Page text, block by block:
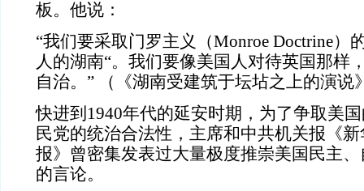
板。他说：
“我们要采取门罗主义（Monroe Doctrine）
人的湖南“。我们要像美国人对待英国那样
自治。 ”
（《湖南受建筑于坛坫之上的演说
快进到 1940年代的延安时期，为了争取美
民党的统治合法性，主席和中共机关报《
报》曾密集发表过大量极度推崇美国民主
的言论。